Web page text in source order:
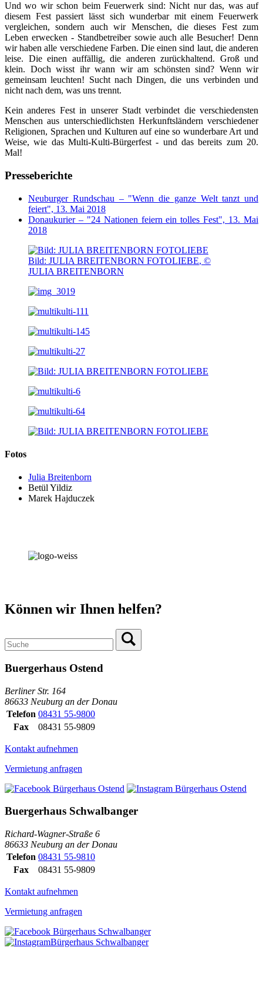
Und wo wir schon beim Feuerwerk sind: Nicht nur das, was auf
diesem Fest passiert lässt sich wunderbar mit einem Feuerwerk
vergleichen, sondern auch wir Menschen, die dieses Fest zum
Leben erwecken - Standbetreiber sowie auch alle Besucher! Denn
wir haben alle verschiedene Farben. Die einen sind laut, die anderen
leise. Die einen auffällig, die anderen zurückhaltend. Groß und
klein. Doch wisst ihr wann wir am schönsten sind? Wenn wir
gemeinsam leuchten! Sucht nach Dingen, die uns verbinden und
nicht nach dem, was uns trennt.
Kein anderes Fest in unserer Stadt verbindet die verschiedensten
Menschen aus unterschiedlichsten Herkunftsländern verschiedener
Religionen, Sprachen und Kulturen auf eine so wunderbare Art und
Weise, wie das Multi-Kulti-Bürgerfest - und das bereits zum 20.
Mal!
Presseberichte
Neuburger Rundschau – "Wenn die ganze Welt tanzt und
feiert", 13. Mai 2018
Donaukurier – "24 Nationen feiern ein tolles Fest", 13. Mai
2018
Bild: JULIA BREITENBORN FOTOLIEBE, ©
JULIA BREITENBORN
Fotos
Julia Breitenborn
Betül Yildiz
Marek Hajduczek
Können wir Ihnen helfen?
Buergerhaus Ostend
Berliner Str. 164
86633 Neuburg an der Donau
Telefon 08431 55-9800
Fax
08431 55-9809
Kontakt aufnehmen
Vermietung anfragen
Buergerhaus Schwalbanger
Richard-Wagner-Straße 6
86633 Neuburg an der Donau
Telefon 08431 55-9810
Fax
08431 55-9809
Kontakt aufnehmen
Vermietung anfragen